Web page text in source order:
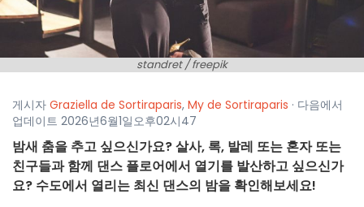
standret / freepik
게시자 Graziella de Sortiraparis, My de Sortiraparis · 다음에서
업데이트 2026년6월1일오후02시47
밤새 춤을 추고 싶으신가요? 살사, 록, 발레 또는 혼자 또는
친구들과 함께 댄스 플로어에서 열기를 발산하고 싶으신가
요? 수도에서 열리는 최신 댄스의 밤을 확인해보세요!